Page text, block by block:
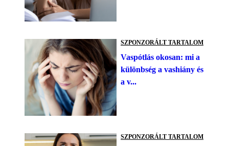
SZPONZORÁLT TARTALOM
Vaspótlás okosan: mi a
különbség a vashiány és
a v...
SZPONZORÁLT TARTALOM